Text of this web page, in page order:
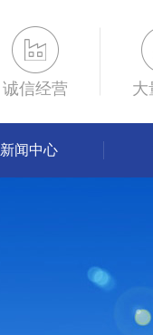
诚信经营 大
新闻中心